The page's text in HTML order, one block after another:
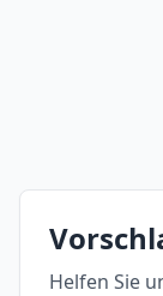
Helfen Sie